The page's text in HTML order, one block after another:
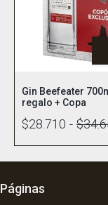
Gin Beefeater
regalo + Copa
$28.710 -
Páginas